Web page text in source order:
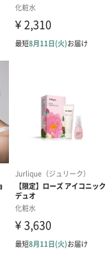
ワー
ク）（1,500円
すすめです。